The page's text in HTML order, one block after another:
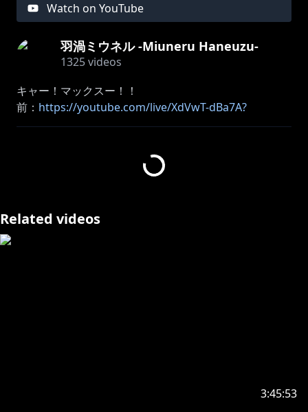
Watch on YouTube
羽渦ミウネル -Miuneru Haneuzu-
1325videos
キャー！マックスー！！
前： https://youtube.com/live/XdVwT-dBa7A?
feature=share
https://www.youtube.com/playlist?
#見ルネル
Related videos
3:45:53